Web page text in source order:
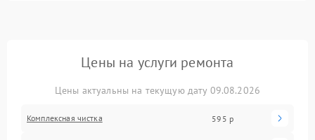
Цены на услуги ремонта
Цены актуальны на текущую дату 09.08.2026
Комплексная чистка 595 р